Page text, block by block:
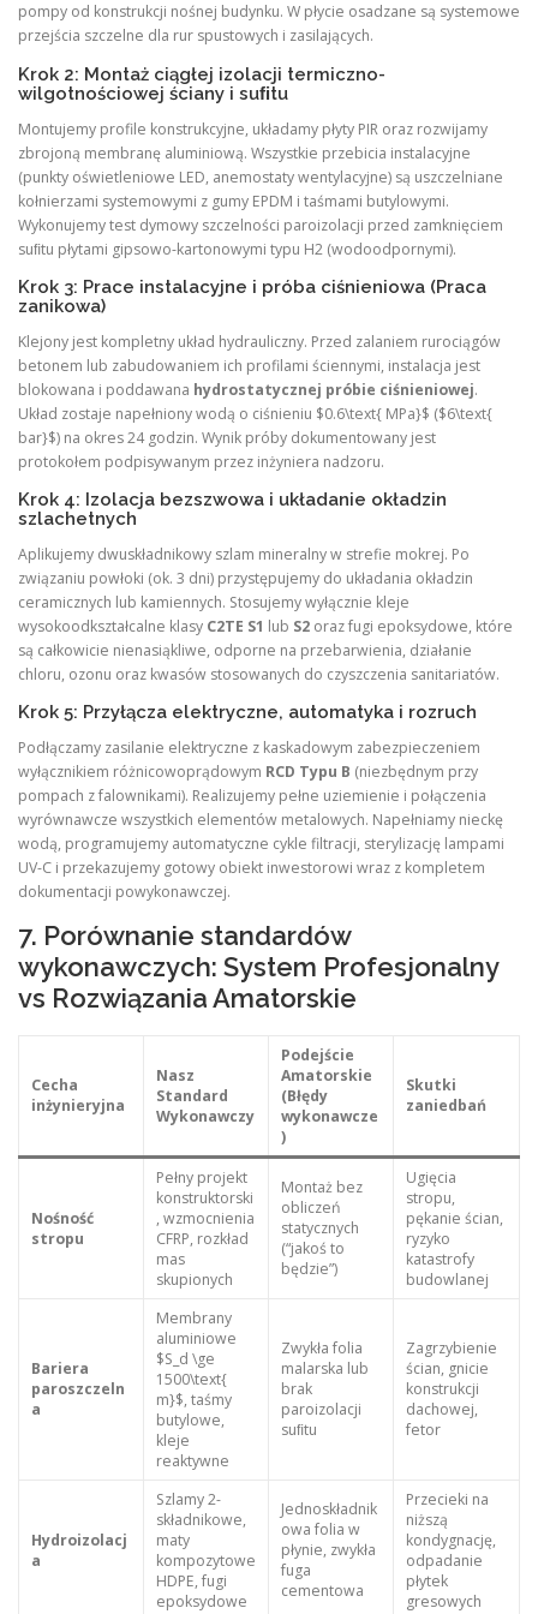
pompy od konstrukcji nośnej budynku. W płycie osadzane są systemowe
przejścia szczelne dla rur spustowych i zasilających.
Krok 2: Montaż ciągłej izolacji termiczno-
wilgotnościowej ściany i suﬁtu
Montujemy profile konstrukcyjne, układamy płyty PIR oraz rozwijamy
zbrojoną membranę aluminiową. Wszystkie przebicia instalacyjne
(punkty oświetleniowe LED, anemostaty wentylacyjne) są uszczelniane
kołnierzami systemowymi z gumy EPDM i taśmami butylowymi.
Wykonujemy test dymowy szczelności paroizolacji przed zamknięciem
suﬁtu płytami gipsowo-kartonowymi typu H2 (wodoodpornymi).
Krok 3: Prace instalacyjne i próba ciśnieniowa (Praca
zanikowa)
Klejony jest kompletny układ hydrauliczny. Przed zalaniem rurociągów
betonem lub zabudowaniem ich profilami ściennymi, instalacja jest
blokowana i poddawana hydrostatycznej próbie ciśnieniowej.
Układ zostaje napełniony wodą o ciśnieniu $0.6\text{ MPa}$ ($6\text{
bar}$) na okres 24 godzin. Wynik próby dokumentowany jest
protokołem podpisywanym przez inżyniera nadzoru.
Krok 4: Izolacja bezszwowa i układanie okładzin
szlachetnych
Aplikujemy dwuskładnikowy szlam mineralny w strefie mokrej. Po
związaniu powłoki (ok. 3 dni) przystępujemy do układania okładzin
ceramicznych lub kamiennych. Stosujemy wyłącznie kleje
wysokoodkształcalne klasy C2TE S1 lub S2 oraz fugi epoksydowe, które
są całkowicie nienasiąkliwe, odporne na przebarwienia, działanie
chloru, ozonu oraz kwasów stosowanych do czyszczenia sanitariatów.
Krok 5: Przyłącza elektryczne, automatyka i rozruch
Podłączamy zasilanie elektryczne z kaskadowym zabezpieczeniem
wyłącznikiem różnicowoprądowym RCD Typu B (niezbędnym przy
pompach z falownikami). Realizujemy pełne uziemienie i połączenia
wyrównawcze wszystkich elementów metalowych. Napełniamy nieckę
wodą, programujemy automatyczne cykle filtracji, sterylizację lampami
UV-C i przekazujemy gotowy obiekt inwestorowi wraz z kompletem
dokumentacji powykonawczej.
7. Porównanie standardów
wykonawczych: System Profesjonalny
vs Rozwiązania Amatorskie
Cecha
inżynieryjna
Nasz
Standard
Wykonawczy
Podejście
Amatorskie
(Błędy
wykonawcze
)
Skutki
zaniedbań
Nośność
stropu
Pełny projekt
konstruktorski
, wzmocnienia
CFRP, rozkład
mas
skupionych
Montaż bez
obliczeń
statycznych
(“jakoś to
będzie”)
Ugięcia
stropu,
pękanie ścian,
ryzyko
katastrofy
budowlanej
Bariera
paroszczeln
a
Membrany
aluminiowe
$S_d \ge
1500\text{
m}$, taśmy
butylowe,
kleje
reaktywne
Zwykła folia
malarska lub
brak
paroizolacji
suﬁtu
Zagrzybienie
ścian, gnicie
konstrukcji
dachowej,
fetor
Hydroizolacj
a
Szlamy 2-
składnikowe,
maty
kompozytowe
HDPE, fugi
epoksydowe
Jednoskładnik
owa folia w
płynie, zwykła
fuga
cementowa
Przecieki na
niższą
kondygnację,
odpadanie
płytek
gresowych